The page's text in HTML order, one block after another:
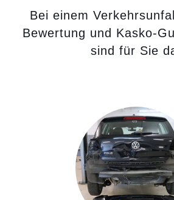
Bei einem
Bewertung und Kasko-
sind für Sie